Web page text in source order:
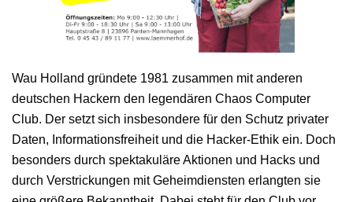
Wau Holland gründete 1981 zusammen mit anderen
deutschen Hackern den legendären Chaos Computer
Club. Der setzt sich insbesondere für den Schutz privater
Daten, Informationsfreiheit und die Hacker-Ethik ein. Doch
besonders durch spektakuläre Aktionen und Hacks und
durch Verstrickungen mit Geheimdiensten erlangten sie